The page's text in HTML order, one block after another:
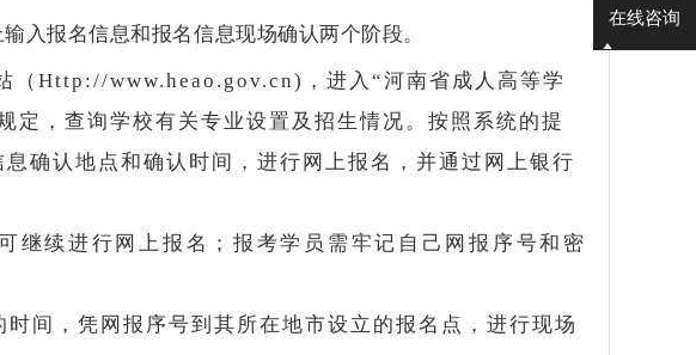
入报名信息和报名信息现场确认两个阶段。
（Http://www.heao.gov.cn)，进入“河南省成人高等学
定，查询学校有关专业设置及招生情况。按照系统的提
确认地点和确认时间，进行网上报名，并通过网上银行
继续进行网上报名；报考学员需牢记自己网报序号和密
间，凭网报序号到其所在地市设立的报名点，进行现场
在线咨询